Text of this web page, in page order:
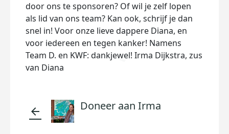
door ons te sponsoren? Of wil je zelf lopen
als lid van ons team? Kan ook, schrijf je dan
snel in! Voor onze lieve dappere Diana, en
voor iedereen en tegen kanker! Namens
Team D. en KWF: dankjewel! Irma Dijkstra, zus
van Diana
arrow_back Doneer aan Irma